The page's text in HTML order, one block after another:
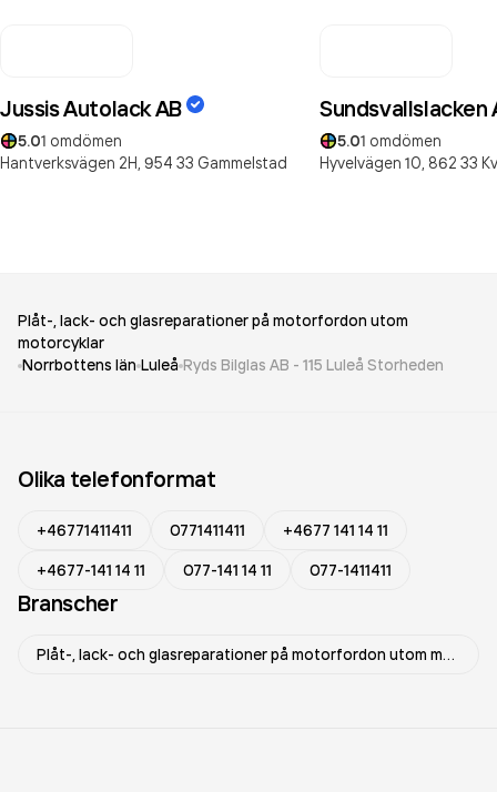
Jussis Autolack AB
5.01 omdömen
Hantverksvägen 2H, 954 33 Gammelstad
Sundsvallslacken
5.01 omdömen
Hyvelvägen 10, 862 33
Plåt-, lack- och glasreparationer på motorfordon utom
motorcyklar
Norrbottens län Luleå Ryds Bilglas AB - 115 Luleå Storheden
Olika telefonformat
+46771411411 0771411411
+4677 141 14 11
+4677-141 14 11
077-141 14 11 077-1411411
Branscher
Plåt-, lack- och glasreparationer på motorfordon utom motorcyklar